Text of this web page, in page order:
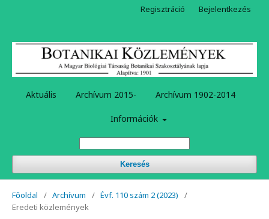
Aktuális Archívum 2015- Archívum 1902-2014
Információk
Keresés
Regisztráció Bejelentkezés
Főoldal / Archívum / Évf. 110 szám 2 (2023)
/
Eredeti közlemények